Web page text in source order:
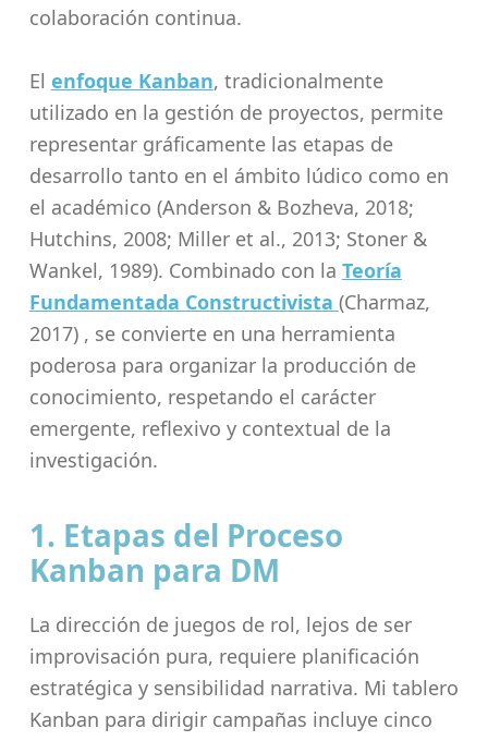
colaboración continua.
El enfoque Kanban, tradicionalmente
utilizado en la gestión de proyectos, permite
representar gráficamente las etapas de
desarrollo tanto en el ámbito lúdico como en
el académico (Anderson & Bozheva, 2018;
Hutchins, 2008; Miller et al., 2013; Stoner &
Wankel, 1989). Combinado con la Teoría
Fundamentada Constructivista (Charmaz,
2017) , se convierte en una herramienta
poderosa para organizar la producción de
conocimiento, respetando el carácter
emergente, reflexivo y contextual de la
investigación.
1. Etapas del Proceso
Kanban para DM
La dirección de juegos de rol, lejos de ser
improvisación pura, requiere planificación
estratégica y sensibilidad narrativa. Mi tablero
Kanban para dirigir campañas incluye cinco